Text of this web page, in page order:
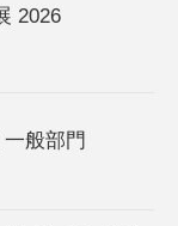
2026
般部門